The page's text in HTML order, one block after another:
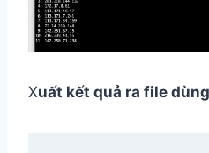
Xuất kết quả ra file